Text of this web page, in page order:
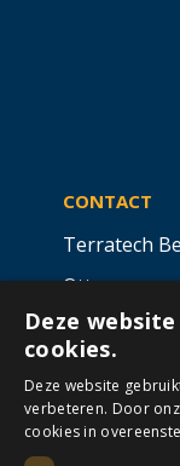
CONTACT
Terratech
Deze
cookies.
Deze website
verbeteren. Door
cookies in